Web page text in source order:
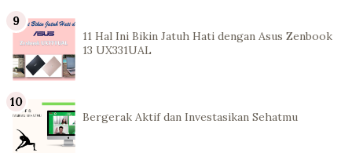
11 Hal Ini Bikin Jatuh Hati dengan Asus Zenbook
13 UX331UAL
Bergerak Aktif dan Investasikan Sehatmu